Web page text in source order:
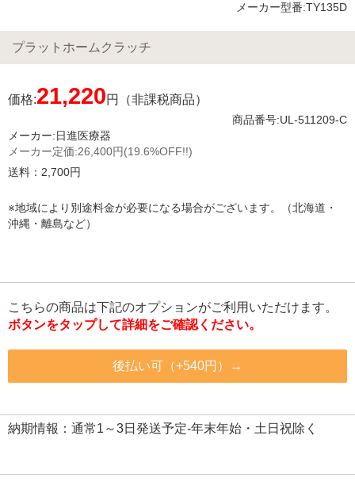
メーカー型番:TY135D
プラットホームクラッチ
価格:21,220円（非課税商品）
商品番号:UL-511209-C
メーカー:日進医療器
メーカー定価:26,400円(19.6%OFF!!)
送料：2,700円
※地域により別途料金が必要になる場合がございます。（北海道・
沖縄・離島など）
こちらの商品は下記のオプションがご利用いただけます。
ボタンをタップして詳細をご確認ください。
後払い可（+540円）→
納期情報：通常1～3日発送予定-年末年始・土日祝除く